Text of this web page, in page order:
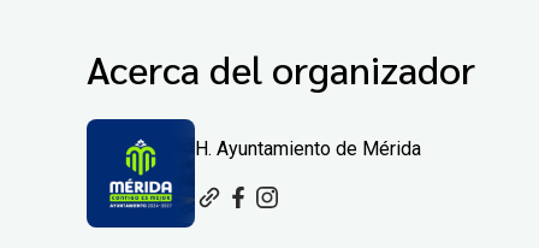
Acerca del organizador
H. Ayuntamiento de Mérida